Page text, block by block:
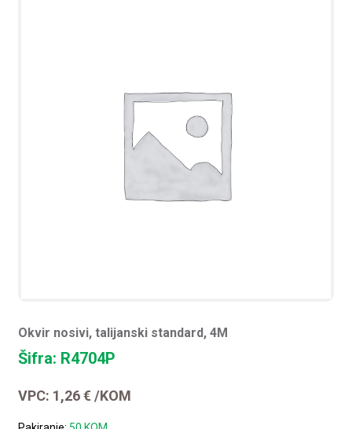
Okvir nosivi, talijanski standard, 4M
Šifra: R4704P
VPC: 1,26€ /KOM